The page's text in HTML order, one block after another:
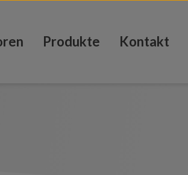
Produkte Kontakt